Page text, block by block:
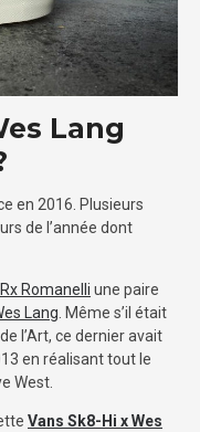
Lang
en 2016. Plusieurs
de l’année dont
Romanelli une paire
Lang . Même s’il était
l’Art, ce dernier avait
en réalisant tout le
West.
Vans Sk8-Hi x Wes